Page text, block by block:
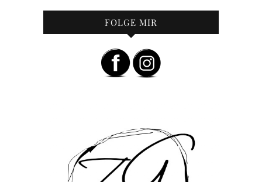
FOLGE MIR